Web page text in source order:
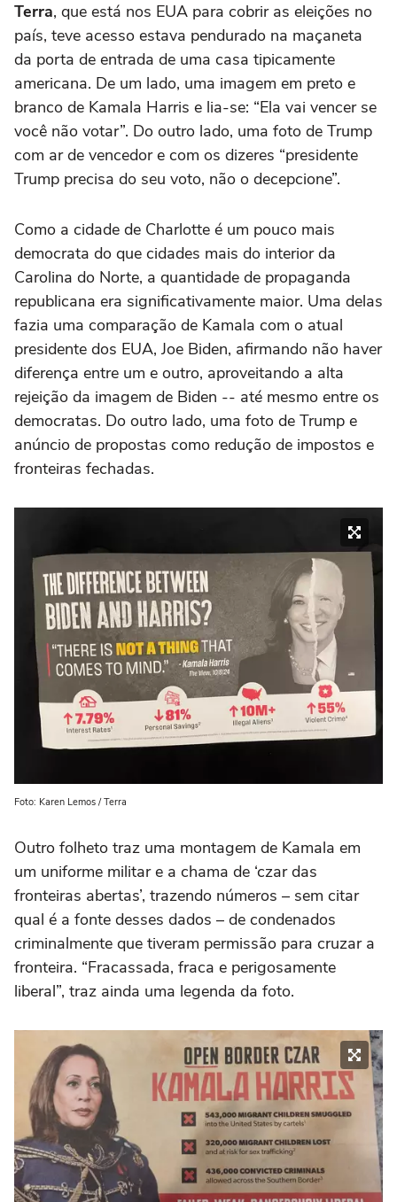
Terra, que está nos EUA para cobrir as eleições no
país, teve acesso estava pendurado na maçaneta
da porta de entrada de uma casa tipicamente
americana. De um lado, uma imagem em preto e
branco de Kamala Harris e lia-se: “Ela vai vencer se
você não votar”. Do outro lado, uma foto de Trump
com ar de vencedor e com os dizeres “presidente
Trump precisa do seu voto, não o decepcione”.
Como a cidade de Charlotte é um pouco mais
democrata do que cidades mais do interior da
Carolina do Norte, a quantidade de propaganda
republicana era significativamente maior. Uma delas
fazia uma comparação de Kamala com o atual
presidente dos EUA, Joe Biden, afirmando não haver
diferença entre um e outro, aproveitando a alta
rejeição da imagem de Biden -- até mesmo entre os
democratas. Do outro lado, uma foto de Trump e
anúncio de propostas como redução de impostos e
fronteiras fechadas.
Foto: Karen Lemos / Terra
Outro folheto traz uma montagem de Kamala em
um uniforme militar e a chama de ‘czar das
fronteiras abertas’, trazendo números – sem citar
qual é a fonte desses dados – de condenados
criminalmente que tiveram permissão para cruzar a
fronteira. “Fracassada, fraca e perigosamente
liberal”, traz ainda uma legenda da foto.